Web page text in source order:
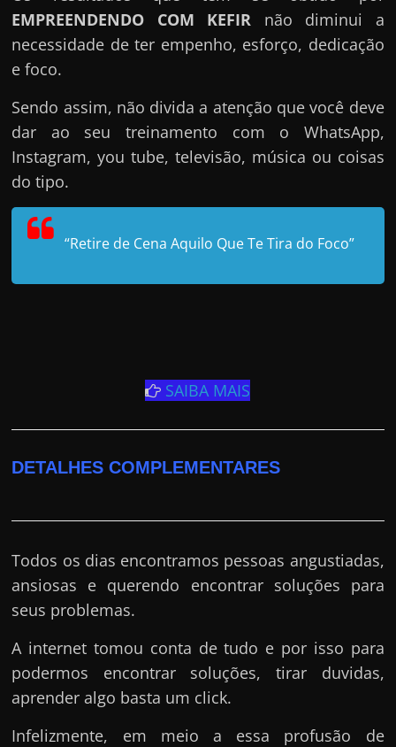
EMPREENDENDO COM KEFIR não diminui a
necessidade de ter empenho, esforço, dedicação
e foco.
Sendo assim, não divida a atenção que você deve
dar ao seu treinamento com o WhatsApp,
Instagram, you tube, televisão, música ou coisas
do tipo.
“Retire de Cena Aquilo Que Te Tira do Foco”
SAIBA MAIS
DETALHES COMPLEMENTARES
Todos os dias encontramos pessoas angustiadas,
ansiosas e querendo encontrar soluções para
seus problemas.
A internet tomou conta de tudo e por isso para
podermos encontrar soluções, tirar duvidas,
aprender algo basta um click.
Infelizmente, em meio a essa profusão de